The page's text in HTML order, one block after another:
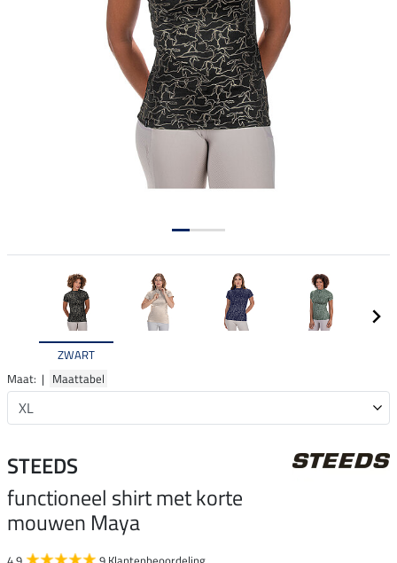
ZWART
Maat: | Maattabel
STEEDS
functioneel shirt met korte
mouwen Maya